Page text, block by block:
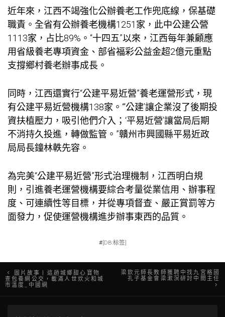
近年來，江西不竭強化公辦養老工作兜底線，保基礎
職責。全省有公辦養老機構1251家，此中公建公營
1113家，占比89%。“十四五”以來，江西每年兼顧應
用省級養老專項資金、部省福彩公益金超2億元重點
支撐鄉村養老辦事成長。
同時，江西還實行“公建平易近營”養老運營形式，現
有公建平易近營機構138家。“‘公建’讓企業沒了後期投
資扶植壓力，吸引他們介入；‘平易近營’讓當局后期
不消持久投進，轉做監管。”贛州市興國縣平易近政
局局長鐘林軼先容。
為完美“公建平易近營”形式治理機制，江西明白規
則，引進養老運營機構要綜合考量從業信用、辦事程
度、可連續性等目標，并從專項督查、嚴正賞罰等方
面發力，促使運營機構進步辦事東西的品質。
#[DB:标签]
文
章
圖片故事丨這趟城鄉甜心寶物
查包養網公交，載滿人世炊火和城
市溫度_中國網
梁欽元師長教師獲聘中找九宮格國
孔子基金會梁漱溟研討中間主任